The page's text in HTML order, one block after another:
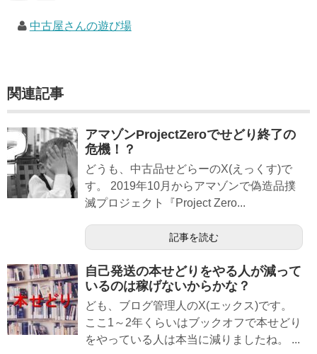
中古屋さんの遊び場
関連記事
アマゾンProjectZeroでせどり終了の
危機！？
どうも、中古品せどらーのX(えっくす)で
す。 2019年10月からアマゾンで偽造品撲
滅プロジェクト『Project Zero...
記事を読む
自己発送の本せどりをやる人が減って
いるのは稼げないからかな？
ども、ブログ管理人のX(エックス)です。
ここ1～2年くらいはブックオフで本せどり
をやっている人は本当に減りましたね。 ...